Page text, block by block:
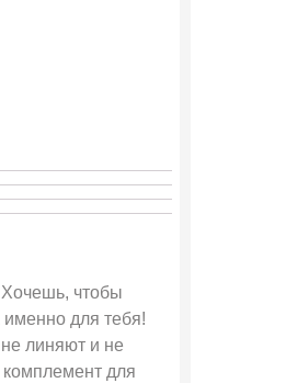
Хочешь, чтобы
для тебя!
линяют и не
для